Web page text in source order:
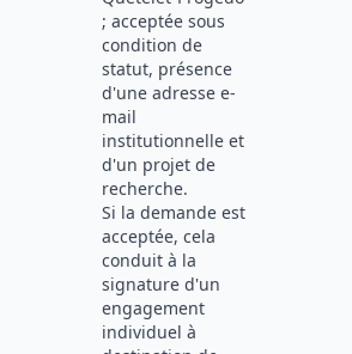
; acceptée sous
condition de
statut, présence
d'une adresse e-
mail
institutionnelle et
d'un projet de
recherche.
Si la demande est
acceptée, cela
conduit à la
signature d'un
engagement
individuel à